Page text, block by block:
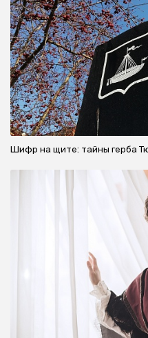
Шифр на щите: тайны герба